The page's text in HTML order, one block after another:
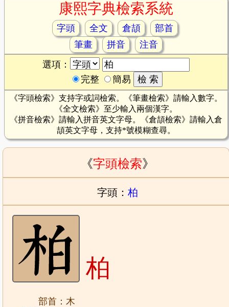
康熙字典檢索系統
字頭 全文 倉頡
部首
筆畫
拼音
注音
選項：
完整
簡易
《字頭檢索》支持字或詞檢索。《筆畫檢索》請輸入數字。
《全文檢索》至少輸入兩個漢字。
《拼音檢索》請輸入拼音英文字母。《倉頡檢索》請輸入倉
頡英文字母，支持*號模糊查尋。
《字頭檢索》
字頭： 柏
柏
部首：木